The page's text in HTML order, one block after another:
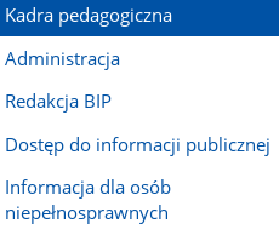
Kadra pedagogiczna
Administracja
Redakcja BIP
Dostęp do informacji publicznej
Informacja dla osób
niepełnosprawnych